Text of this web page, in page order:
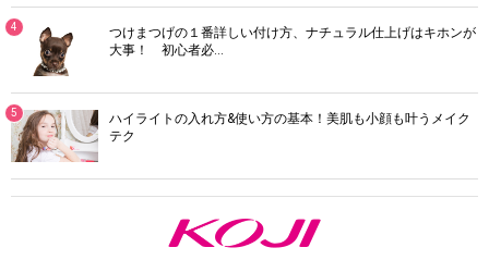
4
つけまつげの１番詳しい付け方、ナチュラル仕上げはキホンが
大事！ 初心者必…
5
ハイライトの入れ方&使い方の基本！美肌も小顔も叶うメイク
テク